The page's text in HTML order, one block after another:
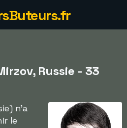
Russie - 33
n'a
le